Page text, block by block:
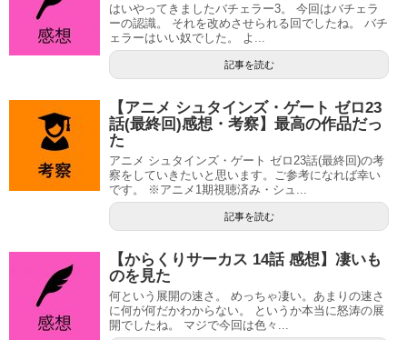
はいやってきましたバチェラー3。 今回はバチェラ
ーの認識。 それを改めさせられる回でしたね。 バチ
ェラーはいい奴でした。 よ...
記事を読む
【アニメ シュタインズ・ゲート ゼロ23
話(最終回)感想・考察】最高の作品だっ
た
アニメ シュタインズ・ゲート ゼロ23話(最終回)の考
察をしていきたいと思います。ご参考になれば幸い
です。 ※アニメ1期視聴済み・シュ...
記事を読む
【からくりサーカス 14話 感想】凄いも
のを見た
何という展開の速さ。 めっちゃ凄い。あまりの速さ
に何が何だかわからない。 というか本当に怒涛の展
開でしたね。 マジで今回は色々...